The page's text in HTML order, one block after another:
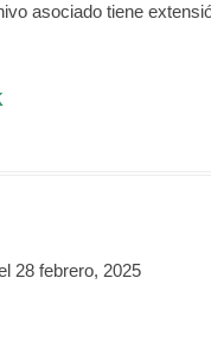
asociado tiene
28 febrero, 2025